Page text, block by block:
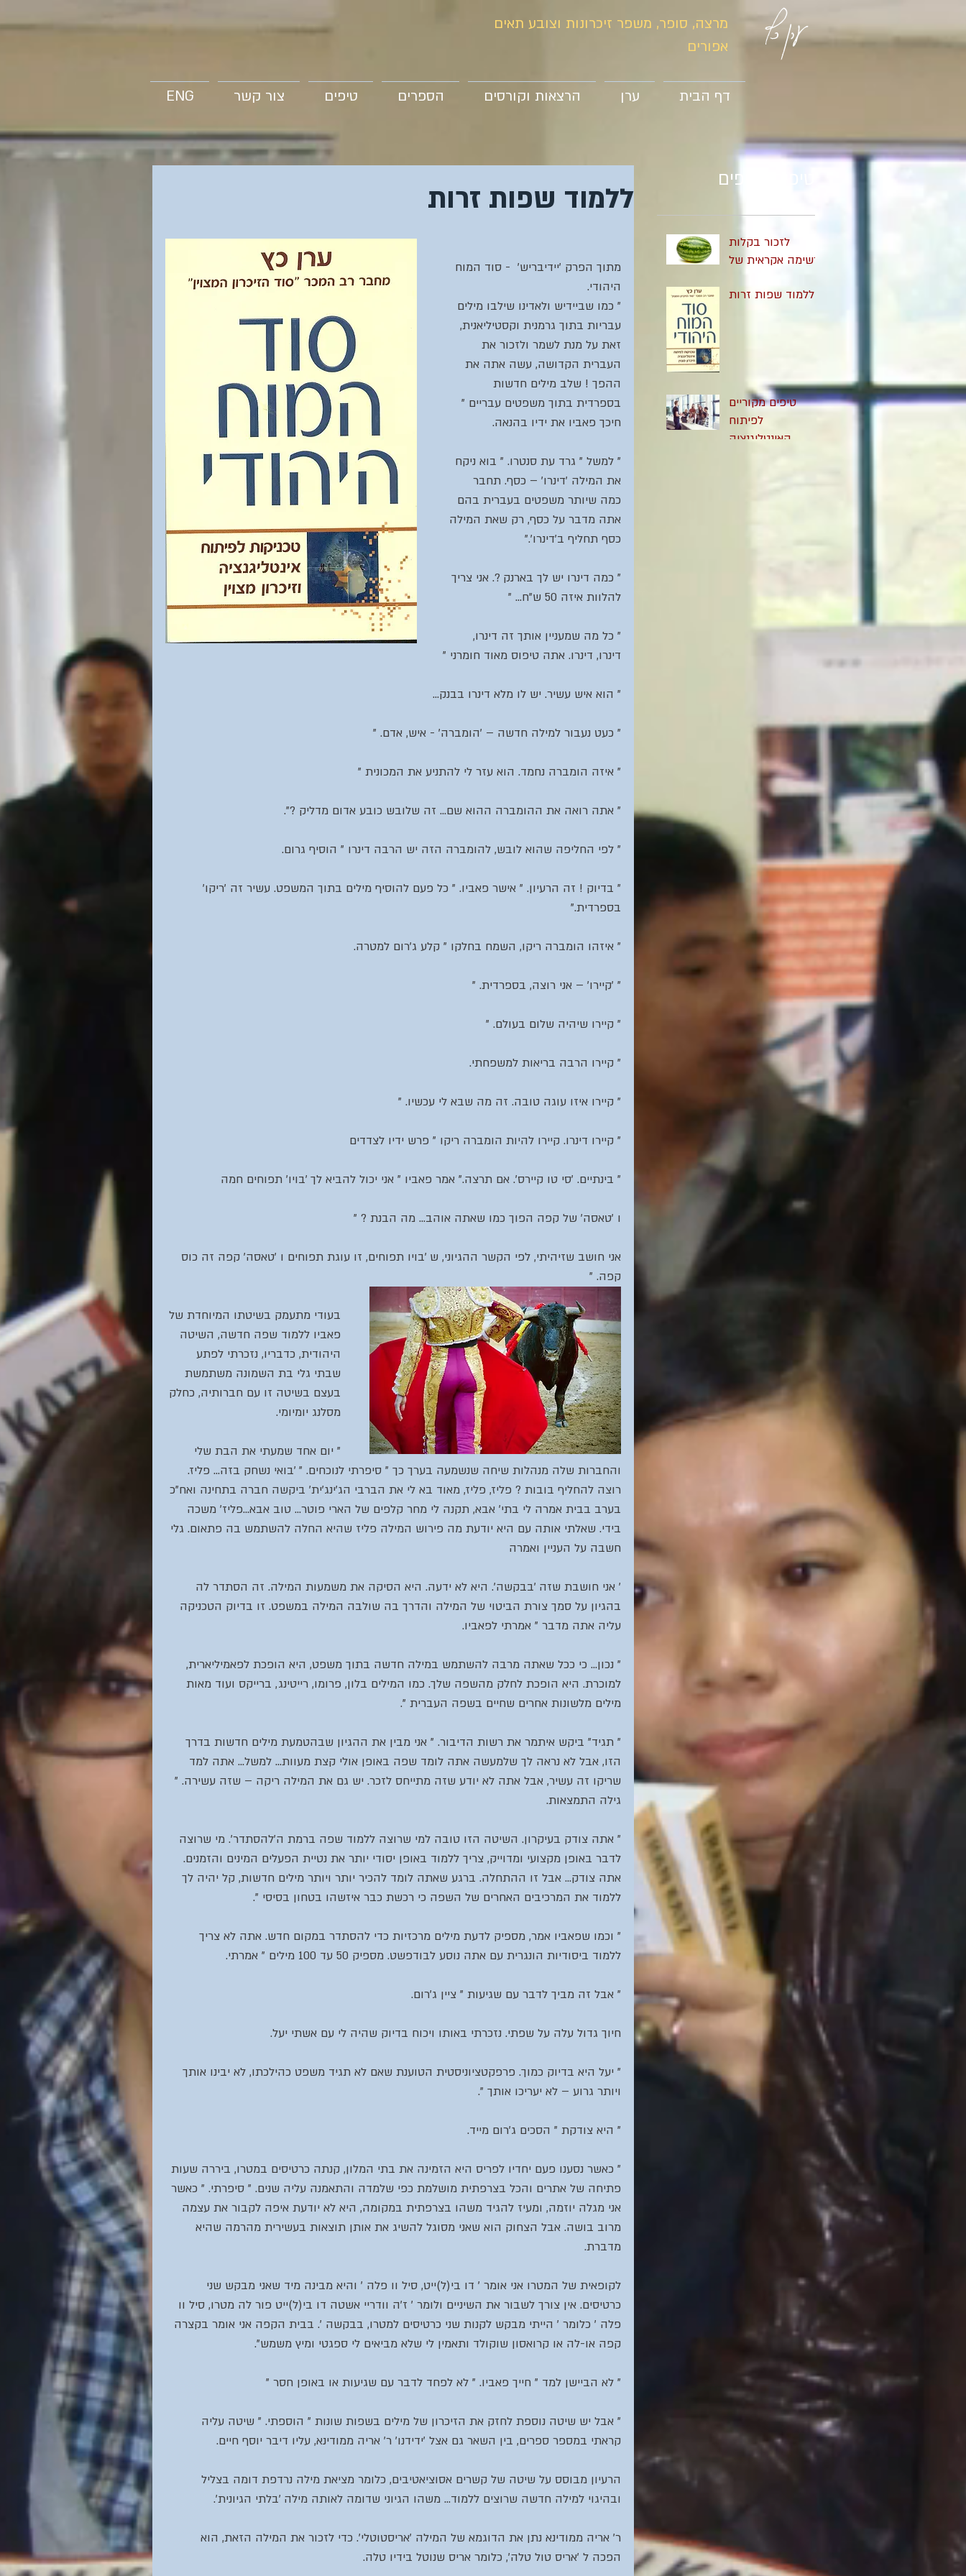
מרצה, סופר, משפר זיכרונות וצובע תאים
אפורים
ENG צור קשר טיפים הספרים הרצאות וקורסים ערן דף הבית
ערן כץ
ללמוד שפות זרות
מתוך הפרק 'יידיבריש'  - סוד המוח
היהודי.
" כמו שביידיש ולאדינו שילבו מילים
עבריות בתוך גרמנית וקסטיליאנית,
זאת על מנת לשמר ולזכור את
העברית הקדושה, עשה אתה את
ההפך ! שלב מילים חדשות
בספרדית בתוך משפטים עבריים "
חיכך פאביו את ידיו בהנאה.
" למשל " גרד עת סנטרו. " בוא ניקח
את המילה 'דינרו' – כסף. תחבר
כמה שיותר משפטים בעברית בהם
אתה מדבר על כסף, רק שאת המילה
כסף תחליף ב'דינרו'."
" כמה דינרו יש לך בארנק ?. אני צריך
להלוות איזה 50 ש"ח... "
" כל מה שמעניין אותך זה דינרו,
דינרו, דינרו. אתה טיפוס מאוד חומרני "
" הוא איש עשיר. יש לו מלא דינרו בבנק...
" כעט נעבור למילה חדשה – 'הומברה' - איש, אדם. "
" איזה הומברה נחמד. הוא עזר לי להתניע את המכונית "
" אתה רואה את ההומברה ההוא שם... זה שלובש כובע אדום מדליק ?".
" לפי החליפה שהוא לובש, להומברה הזה יש הרבה דינרו " הוסיף גרום.
" בדיוק ! זה הרעיון. " אישר פאביו. " כל פעם להוסיף מילים בתוך המשפט. עשיר זה 'ריקו'
בספרדית."
" איזהו הומברה ריקו, השמח בחלקו " קלע ג'רום למטרה.
" 'קיירו' – אני רוצה, בספרדית. "
" קיירו שיהיה שלום בעולם. "
" קיירו הרבה בריאות למשפחתי.
" קיירו איזו עוגה טובה. זה מה שבא לי עכשיו. "
" קיירו דינרו. קיירו להיות הומברה ריקו " פרש ידיו לצדדים
" בינתיים. 'סי טו קיירס'. אם תרצה." אמר פאביו " אני יכול להביא לך 'בויו' תפוחים חמה
ו 'טאסה' של קפה הפוך כמו שאתה אוהב... מה הבנת ? "
אני חושב שזיהיתי, לפי הקשר ההגיוני, ש 'בויו תפוחים, זו עוגת תפוחים ו 'טאסה' קפה זה כוס
קפה. "
בעודי מתעמק בשיטתו המיוחדת של
פאביו ללמוד שפה חדשה, השיטה
היהודית, כדבריו, נזכרתי לפתע
שבתי גלי בת השמונה משתמשת
בעצם בשיטה זו עם חברותיה, כחלק
מסלנג יומיומי.
" יום אחד שמעתי את הבת שלי
והחברות שלה מנהלות שיחה שנשמעה בערך כך " סיפרתי לנוכחים. " 'בואי נשחק בזה... פליז.
רוצה להחליף בובות ? פליז, פליז, מאוד בא לי את הברבי הג'ינג'ית' ביקשה חברה בתחינה ואח"כ
בערב בבית אמרה לי בתי' אבא, תקנה לי מחר קלפים של הארי פוטר... טוב אבא...פליז' משכה
בידי. שאלתי אותה עם היא יודעת מה פירוש המילה פליז שהיא החלה להשתמש בה פתאום. גלי
חשבה על העניין ואמרה
' אני חושבת שזה 'בבקשה'. היא לא ידעה. היא הסיקה את משמעות המילה. זה הסתדר לה
בהגיון על סמך צורת הביטוי של המילה והדרך בה שולבה המילה במשפט. זו בדיוק הטכניקה
עליה אתה מדבר " אמרתי לפאביו.
" נכון... כי ככל שאתה מרבה להשתמש במילה חדשה בתוך משפט, היא הופכת לפאמיליארית,
למוכרת. היא הופכת לחלק מהשפה שלך. כמו המילים בלון, פרומו, רייטינג, ברייקס ועוד מאות
מילים מלשונות אחרים שחיים בשפה העברית ".
" תגיד" ביקש איתמר את רשות הדיבור. " אני מבין את ההגיון שבהטמעת מילים חדשות בדרך
הזו, אבל לא נראה לך שלמעשה אתה לומד שפה באופן אולי קצת מעוות... למשל... אתה למד
שריקו זה עשיר, אבל אתה לא יודע שזה מתייחס לזכר. יש גם את המילה ריקה – שזה עשירה. "
גילה התמצאות.
" אתה צודק בעיקרון. השיטה הזו טובה למי שרוצה ללמוד שפה ברמת ה'להסתדר'. מי שרוצה
לדבר באופן מקצועי ומדוייק, צריך ללמוד באופן יסודי יותר את נטיית הפעלים המינים והזמנים.
אתה צודק... אבל זו ההתחלה. ברגע שאתה לומד להכיר יותר ויותר מילים חדשות, קל יהיה לך
ללמוד את המרכיבים האחרים של השפה כי רכשת כבר איזשהו בטחון בסיסי ".
" וכמו שפאביו אמר, מספיק לדעת מילים מרכזיות כדי להסתדר במקום חדש. אתה לא צריך
ללמוד ביסודיות הונגרית עם אתה נוסע לבודפשט. מספיק 50 עד 100 מילים " אמרתי.
" אבל זה מביך לדבר עם שגיעות " ציין ג'רום.
חיוך גדול עלה על שפתי. נזכרתי באותו ויכוח בדיוק שהיה לי עם אשתי יעל.
" יעל היא בדיוק כמוך. פרפקטציוניסטית הטוענת שאם לא תגיד משפט כהילכתו, לא יבינו אותך
ויותר גרוע – לא יעריכו אותך ".
" היא צודקת " הסכים ג'רום מייד.
" כאשר נסענו פעם יחדיו לפריס היא הזמינה את בתי המלון, קנתה כרטיסים במטרו, ביררה שעות
פתיחה של אתרים והכל בצרפתית מושלמת כפי שלמדה והתאמנה עליה שנים. " סיפרתי. " כאשר
אני מגלה יוזמה, ומעיז להגיד משהו בצרפתית במקומה, היא לא יודעת איפה לקבור את עצמה
מרוב בושה. אבל הצחוק הוא שאני מסוגל להשיג את אותן תוצאות בעשירית מהרמה שהיא
מדברת.
לקופאית של המטרו אני אומר ' דו בי(ל)ייט, סיל וו פלה ' והיא מבינה מיד שאני מבקש שני
כרטיסים. אין צורך לשבור את השיניים ולומר ' ז'ה וודריי אשטה דו בי(ל)ייט פור לה מטרו, סיל וו
פלה ' כלומר ' הייתי מבקש לקנות שני כרטיסים למטרו, בבקשה '. בבית הקפה אני אומר בקצרה
קפה או-לה או קרואסון שוקולד ותאמין לי שלא מביאים לי ספגטי ומיץ משמש".
" לא הביישן למד " חייך פאביו. " לא לפחד לדבר עם שגיעות או באופן חסר "
" אבל יש שיטה נוספת לחזק את הזיכרון של מילים בשפות שונות " הוספתי. " שיטה עליה
קראתי במספר ספרים, בין השאר גם אצל 'ידידנו' ר' אריה ממודינא, עליו דיבר יוסף חיים.
הרעיון מבוסס על שיטה של קשרים אסוציאטיבים, כלומר מציאת מילה נרדפת דומה בצליל
ובהיגוי למילה חדשה שרוצים ללמוד... משהו הגיוני שדומה לאותה מילה 'בלתי הגיונית'.
ר' אריה ממודינא נתן את הדוגמא של המילה 'אריסטוטלי'. כדי לזכור את המילה הזאת, הוא
הפכה ל 'אריס טול טלה', כלומר אריס שנוטל בידיו טלה.
טיפים נוספים
לזכור בקלות
רשימה אקראית של
ללמוד שפות זרות
טיפים מקוריים
לפיתוח
האינטליגנציה